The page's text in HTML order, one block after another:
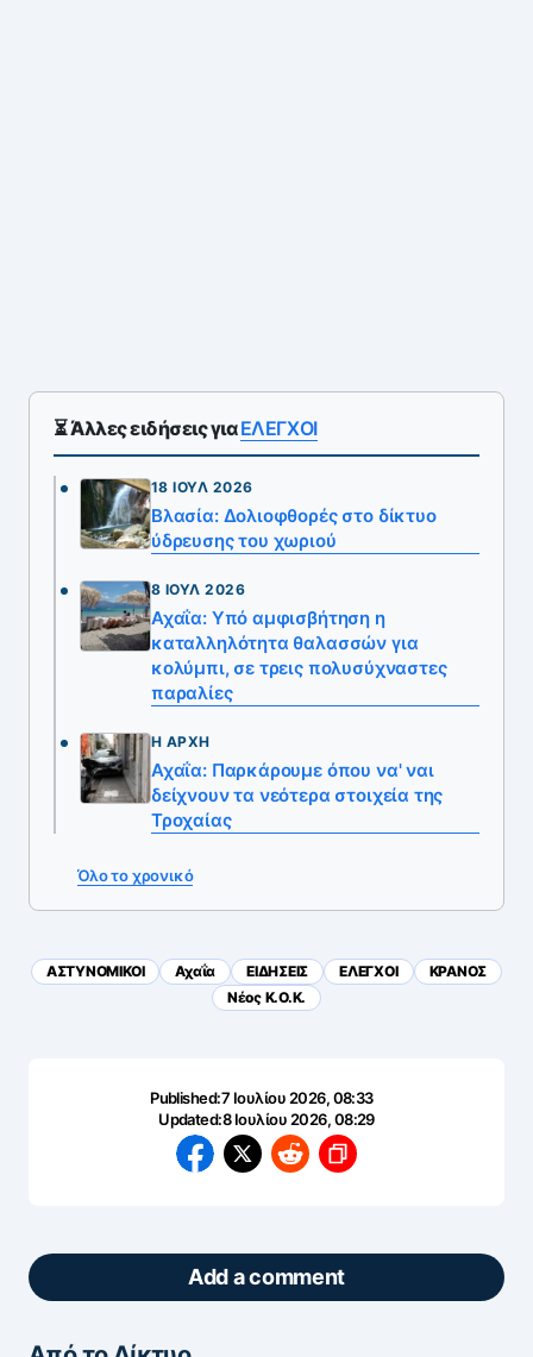
⏳ Άλλες ειδήσεις γιαΕΛΕΓΧΟΙ
18 ΙΟΎΛ 2026
Βλασία: Δολιοφθορές στο δίκτυο
ύδρευσης του χωριού
8 ΙΟΎΛ 2026
Αχαΐα: Υπό αμφισβήτηση η
καταλληλότητα θαλασσών για
κολύμπι, σε τρεις πολυσύχναστες
παραλίες
Η ΑΡΧΉ
Αχαΐα: Παρκάρουμε όπου να' ναι
δείχνουν τα νεότερα στοιχεία της
Τροχαίας
Όλο το χρονικό
ΑΣΤΥΝΟΜΙΚΟΙ Αχαΐα ΕΙΔΗΣΕΙΣ ΕΛΕΓΧΟΙ
ΚΡΑΝΟΣ
Νέος Κ.Ο.Κ.
Published:7 Ιουλίου 2026, 08:33
Updated:8 Ιουλίου 2026, 08:29
Add a comment